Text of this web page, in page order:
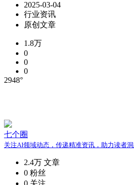
2025-03-04
行业资讯
原创文章
1.8万
0
0
0
2948°
七个圈
关注AI领域动态，传递精准资讯，助力读者洞
2.4万 文章
0 粉丝